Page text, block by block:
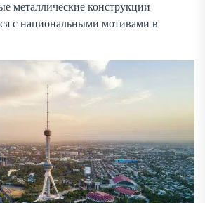
металлические конструкции
с национальными мотивами в